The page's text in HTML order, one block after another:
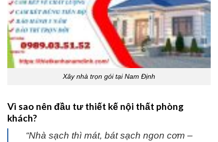
Xây nhà trọn gói tại Nam Định
Vì sao nên đầu tư thiết kế nội thất phòng
khách?
“Nhà sạch thì mát, bát sạch ngon cơm –